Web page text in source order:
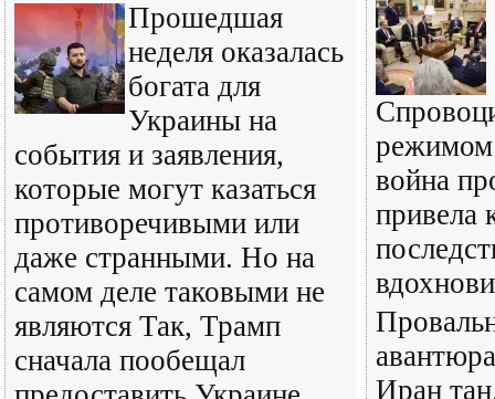
Прошедшая
неделя оказалась
богата для
Украины на
события и заявления,
которые могут казаться
противоречивыми или
даже странными. Но на
самом деле таковыми не
являются Так, Трамп
сначала пообещал
режимом
война
привела
Иран